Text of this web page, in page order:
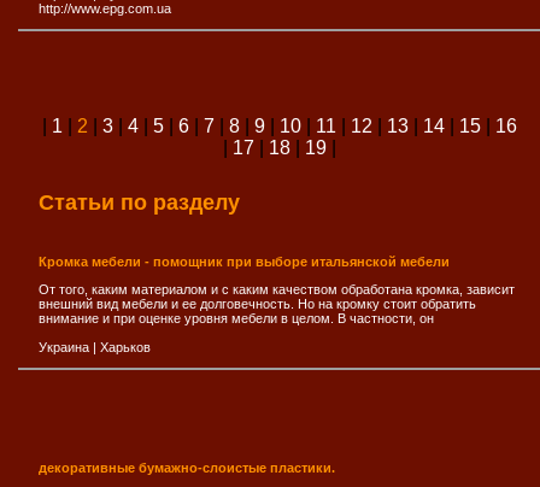
http://www.epg.com.ua
1 2 3| 4| 5| 6| 7| 8| 9| 10| 11 12 13| 14| 15| 16
17| 18| 19|
Статьи по разделу
Кромка мебели - помощник при выборе итальянской мебели
От того, каким материалом и с каким качеством обработана кромка, зависит
внешний вид мебели и ее долговечность. Но на кромку стоит обратить
внимание и при оценке уровня мебели в целом. В частности, он
Украина | Харьков
декоративные бумажно-слоистые пластики.